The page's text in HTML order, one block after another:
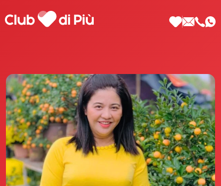
Scopri Club di Più
Le testimonianze Club di Più
La fondatrice Valeria Pilla
Annunci Donne